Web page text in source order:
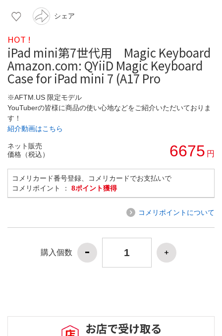
シェア
HOT !
iPad mini第7世代用 Magic Keyboard
Amazon.com: QYiiD Magic Keyboard
Case for iPad mini 7 (A17 Pro
※AFTM.US 限定モデル
YouTuberの皆様に商品の使い心地などをご紹介いただいておりま
す！
紹介動画はこちら
ネット販売
価格（税込）
6675 円
コメリカード番号登録、コメリカードでお支払いで
コメリポイント ： 8ポイント獲得
コメリポイントについて
購入個数
お店で受け取る